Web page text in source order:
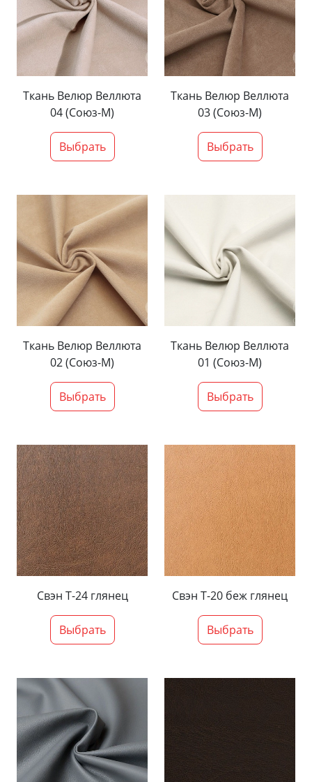
Ткань Велюр Веллюта
04 (Союз-М)
Выбрать
Ткань Велюр Веллюта
03 (Союз-М)
Выбрать
Ткань Велюр Веллюта
02 (Союз-М)
Выбрать
Ткань Велюр Веллюта
01 (Союз-М)
Выбрать
Свэн Т-24 глянец
Выбрать
Свэн Т-20 беж глянец
Выбрать